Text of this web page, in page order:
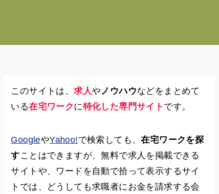
このサイトは、求人や ノウハウなどをまとめて
いる在宅ワークに特化した専門サイト です。
GoogleやYahoo!で検索しても、在宅ワークを探
すことはできますが、無料で求人を掲載できる
サイトや、ワードを自動で拾って表示するサイ
トでは、どうしても求職者にお金を請求する会